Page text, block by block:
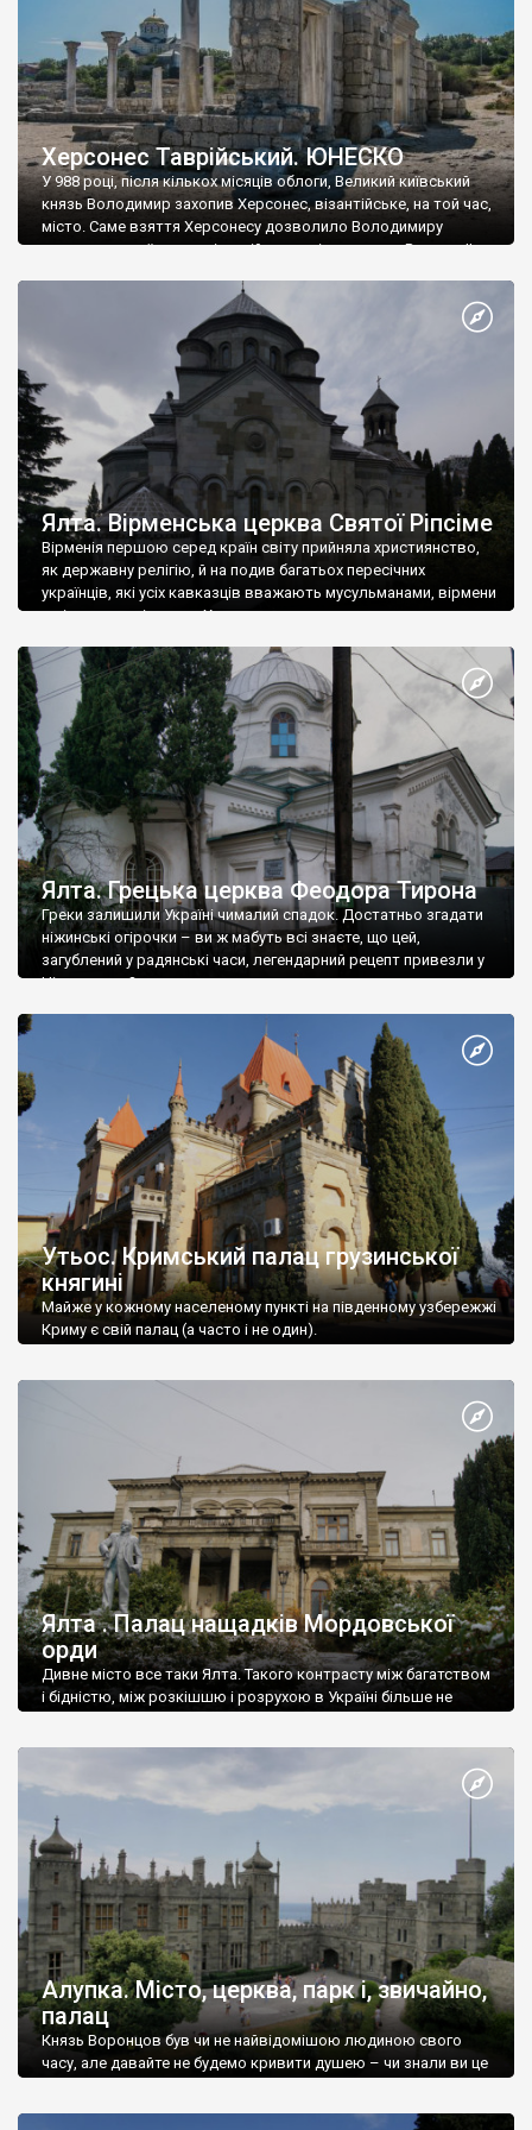
Херсонес Таврійський. ЮНЕСКО
У 988 році, після кількох місяців облоги, Великий київський
князь Володимир захопив Херсонес, візантійське, на той час,
місто. Саме взяття Херсонесу дозволило Володимиру
диктувати свої умови візантійському імператору Василю ІІ, та
Херсонесі Володимир-язичник, став Василем-християнином.
А потім було Хрещення Русі. На честь Херсонесу Таврійського
Ялта. Вірменська церква Святої Ріпсіме
Вірменія першою серед країн світу прийняла християнство,
як державну релігію, й на подив багатьох пересічних
українців, які усіх кавказців вважають мусульманами, вірмени
є відданими вірянами Христа
Ялта. Грецька церква Феодора Тирона
Греки залишили Україні чималий спадок. Достатньо згадати
ніжинські огірочки – ви ж мабуть всі знаєте, що цей,
загублений у радянські часи, легендарний рецепт привезли у
Ніжин греки?
Утьос. Кримський палац грузинської
княгині
Майже у кожному населеному пункті на південному узбережжі
Криму є свій палац (а часто і не один).
Ялта . Палац нащадків Мордовської
орди
Дивне місто все таки Ялта. Такого контрасту між багатством
і бідністю, між розкішшю і розрухою в Україні більше не
Алупка. Місто, церква, парк і, звичайно,
палац
Князь Воронцов був чи не найвідомішою людиною свого
часу, але давайте не будемо кривити душею – чи знали ви це